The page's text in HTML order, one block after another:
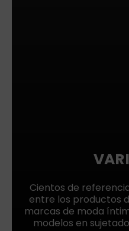
Cientos de
entre los productos
marcas de moda
modelos en